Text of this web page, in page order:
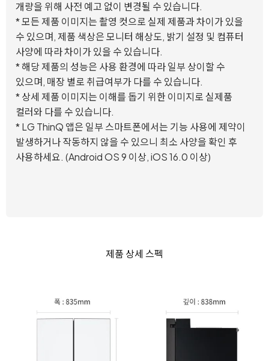
개량을 위해 사전 예고 없이 변경될 수 있습니다.
* 모든 제품 이미지는 촬영 컷으로 실제 제품과 차이가 있을
수 있으며, 제품 색상은 모니터 해상도, 밝기 설정 및 컴퓨터
사양에 따라 차이가 있을 수 있습니다.
* 해당 제품의 성능은 사용 환경에 따라 일부 상이할 수
있으며, 매장 별로 취급여부가 다를 수 있습니다.
* 상세 제품 이미지는 이해를 돕기 위한 이미지로 실제품
컬러와 다를 수 있습니다.
* LG ThinQ 앱은 일부 스마트폰에서는 기능 사용에 제약이
발생하거나 작동하지 않을 수 있으니 최소 사양을 확인 후
사용하세요. (Android OS 9 이상, iOS 16.0 이상)
제품 상세 스펙